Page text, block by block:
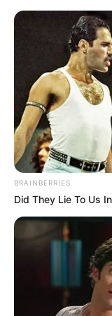
Colar
BRAINBERRIES
Did They Lie To Us